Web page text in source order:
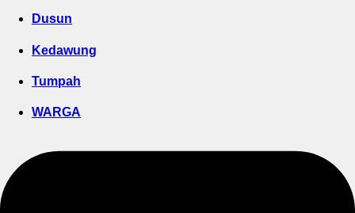
Dusun
Kedawung
Tumpah
WARGA